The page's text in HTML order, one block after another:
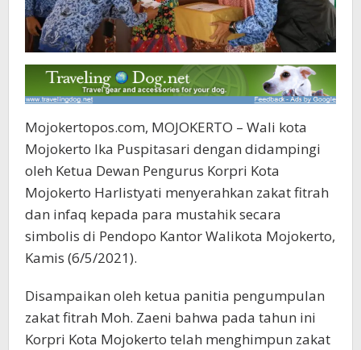
Mojokertopos.com, MOJOKERTO – Wali kota
Mojokerto Ika Puspitasari dengan didampingi
oleh Ketua Dewan Pengurus Korpri Kota
Mojokerto Harlistyati menyerahkan zakat fitrah
dan infaq kepada para mustahik secara
simbolis di Pendopo Kantor Walikota Mojokerto,
Kamis (6/5/2021).
Disampaikan oleh ketua panitia pengumpulan
zakat fitrah Moh. Zaeni bahwa pada tahun ini
Korpri Kota Mojokerto telah menghimpun zakat